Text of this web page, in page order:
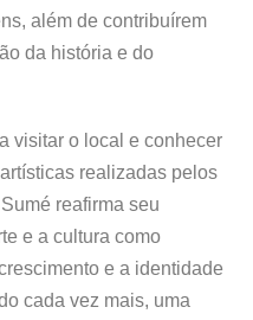
além de contribuírem
da história e do
visitar o local e conhecer
realizadas pelos
reafirma seu
e a cultura como
e a identidade
cada vez mais, uma